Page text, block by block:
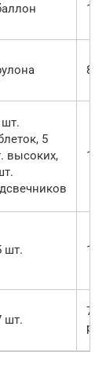
5
высоких,
шт.
шт.